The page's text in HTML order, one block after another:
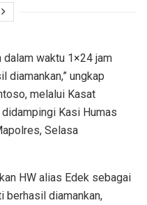
dalam waktu 1×24 jam
diamankan,” ungkap
melalui Kasat
Kasi Humas
Selasa
HW alias Edek sebagai
berhasil diamankan,